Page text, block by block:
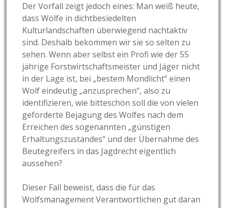
Der Vorfall zeigt jedoch eines: Man weiß heute,
dass Wölfe in dichtbesiedelten
Kulturlandschaften überwiegend nachtaktiv
sind. Deshalb bekommen wir sie so selten zu
sehen. Wenn aber selbst ein Profi wie der 55
jährige Forstwirtschaftsmeister und Jäger nicht
in der Lage ist, bei „bestem Mondlicht“ einen
Wolf eindeutig „anzusprechen“, also zu
identifizieren, wie bitteschön soll die von vielen
geforderte Bejagung des Wolfes nach dem
Erreichen des sogenannten „günstigen
Erhaltungszustandes“ und der Übernahme des
Beutegreifers in das Jagdrecht eigentlich
aussehen?
Dieser Fall beweist, dass die für das
Wolfsmanagement Verantwortlichen gut daran